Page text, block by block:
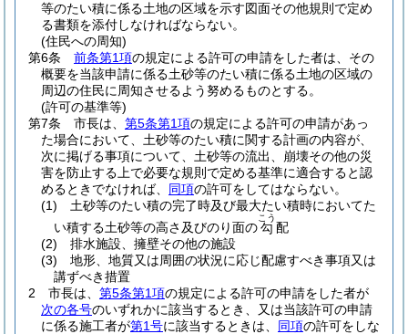
等のたい積に係る土地の区域を示す図面その他規則で定め
る書類を添付しなければならない。
(住民への周知)
第6条
前条第1項の規定による許可の申請をした者は、その
概要を当該申請に係る土砂等のたい積に係る土地の区域の
周辺の住民に周知させるよう努めるものとする。
(許可の基準等)
第7条
市長は、 第5条第1項の規定による許可の申請があっ
た場合において、土砂等のたい積に関する計画の内容が、
次に掲げる事項について、土砂等の流出、崩壊その他の災
害を防止する上で必要な規則で定める基準に適合すると認
めるときでなければ、 同項の許可をしてはならない。
(1)
土砂等のたい積の完了時及び最大たい積時においてた
い積する土砂等の高さ及びのり面の勾
こう
配
(2)
排水施設、擁壁その他の施設
(3)
地形、地質又は周囲の状況に応じ配慮すべき事項又は
講ずべき措置
2
市長は、 第5条第1項の規定による許可の申請をした者が
次の各号のいずれかに該当するとき、又は当該許可の申請
に係る施工者が第1号に該当するときは、 同項の許可をしな